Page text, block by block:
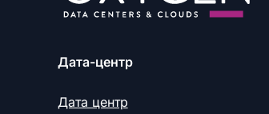
Дата-центр
Дата центр